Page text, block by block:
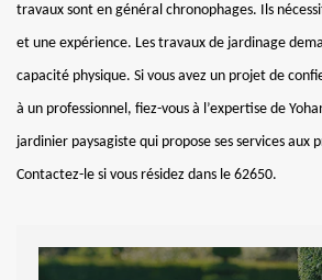
travaux sont en général chronophages. Ils
et une expérience. Les travaux de jardinage
capacité physique. Si vous avez un projet de
à un professionnel, fiez-vous à l’expertise de
jardinier paysagiste qui propose ses services aux
Contactez-le si vous résidez dans le 62650.